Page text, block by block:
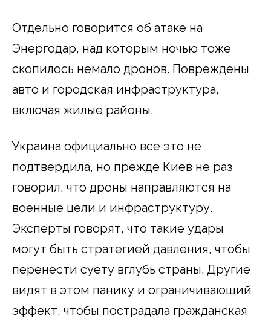
Отдельно говорится об атаке на
Энергодар, над которым ночью тоже
скопилось немало дронов. Повреждены
авто и городская инфраструктура,
включая жилые районы.
Украина официально все это не
подтвердила, но прежде Киев не раз
говорил, что дроны направляются на
военные цели и инфраструктуру.
Эксперты говорят, что такие удары
могут быть стратегией давления, чтобы
перенести суету вглубь страны. Другие
видят в этом панику и ограничивающий
эффект, чтобы пострадала гражданская